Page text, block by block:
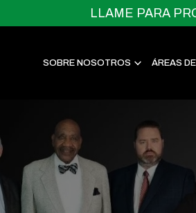
LLAME PARA
SOBRE NOSOTROS ÁREAS